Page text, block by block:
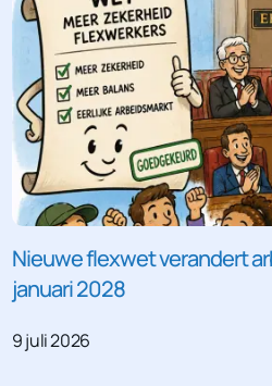
Nieuwe flexwet verandert
januari 2028
9 juli 2026